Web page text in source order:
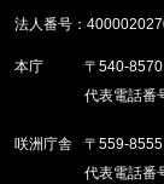
法人番号：
本庁
〒540-8570
代表電話番
咲洲庁舎
〒559-
代表電話番